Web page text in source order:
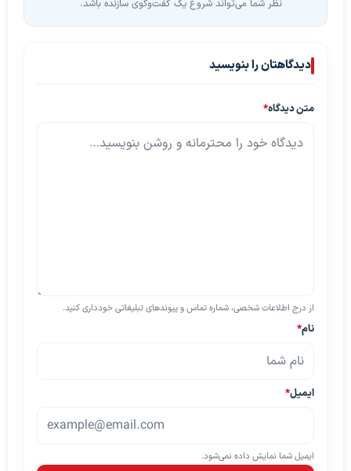
نظر شما می‌تواند شروع یک گفت‌وگوی سازنده باشد.
دیدگاهتان را بنویسید
متن دیدگاه*
از درج اطلاعات شخصی، شماره تماس و پیوندهای تبلیغاتی خودداری کنید.
نام*
ایمیل*
ایمیل شما نمایش داده نمی‌شود.